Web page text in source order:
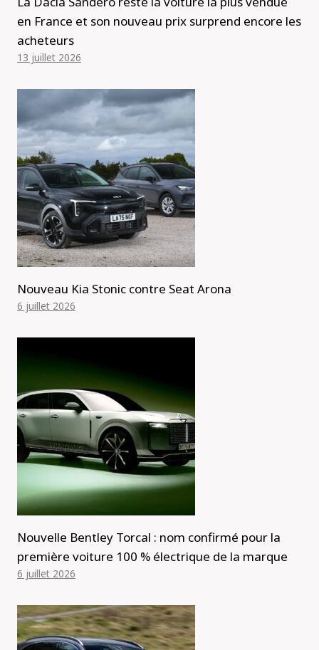
en France et son nouveau prix surprend encore les
acheteurs
13 juillet 2026
Nouveau Kia Stonic contre Seat Arona
6 juillet 2026
Nouvelle Bentley Torcal : nom confirmé pour la
première voiture 100 % électrique de la marque
6 juillet 2026